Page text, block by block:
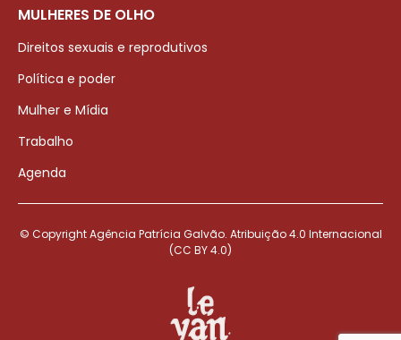
MULHERES DE OLHO
Direitos sexuais e reprodutivos
Política e poder
Mulher e Mídia
Trabalho
Agenda
© Copyright Agência Patrícia Galvão. Atribuição 4.0 Internacional
(CC BY 4.0)